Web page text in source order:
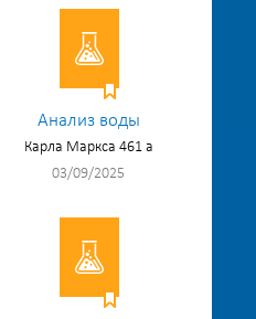
Анализ воды
Карла Маркса 461 а
03/09/2025